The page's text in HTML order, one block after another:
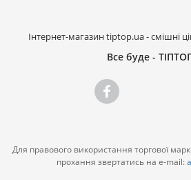
Інтернет-магазин tiptop.ua - смішні
Все буде -
Для правового використання торгової
прохання звертатись на e-mail: